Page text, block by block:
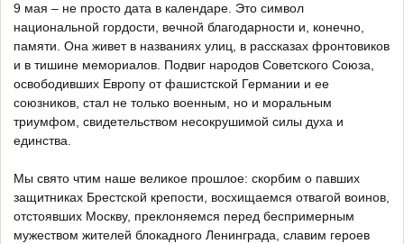
9 мая – не просто дата в календаре. Это символ
национальной гордости, вечной благодарности и, конечно,
памяти. Она живет в названиях улиц, в рассказах фронтовиков
и в тишине мемориалов. Подвиг народов Советского Союза,
освободивших Европу от фашистской Германии и ее
союзников, стал не только военным, но и моральным
триумфом, свидетельством несокрушимой силы духа и
единства.
Мы свято чтим наше великое прошлое: скорбим о павших
защитниках Брестской крепости, восхищаемся отвагой воинов,
отстоявших Москву, преклоняемся перед беспримерным
мужеством жителей блокадного Ленинграда, славим героев